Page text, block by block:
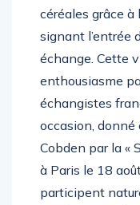
céréales grâce à
signant l’entrée
échange. Cette
enthousiasme
échangistes
occasion, donné
Cobden par la «
à Paris le 18
participent